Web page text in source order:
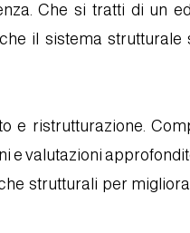
Che si tratti di un
il sistema
e ristrutturazione.
e valutazioni
strutturali per